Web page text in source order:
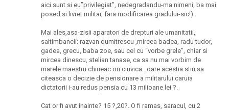
aici sunt si eu”privilegiat”, nedegradandu-ma nimeni, ba mai
posed si livret militar, fara modificarea gradului-sic!).
Mai ales,asa-zisii aparatori de drepturi ale umanitatii,
saltimbancii: razvan dumitrescu ,mircea badea, radu tudor,
gadea, grecu, baba zoe, sau cel cu “vorbe grele”, chiar si
mircea dinescu, stelian tanase, ca sa nu mai vorbim de
marele maestru chirieac ori ciuvica…oare acestia stiu sa
citeasca o decizie de pensionare a militarului caruia
dictatorii i-au redus pensia cu 13 milioane lei ?.
Cat or fi avut inainte? 15 ?,20?. O fi ramas, saracul, cu 2